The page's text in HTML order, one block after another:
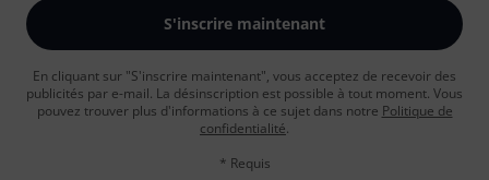
S'inscrire maintenant
En cliquant sur "S'inscrire maintenant", vous acceptez de recevoir des
publicités par e-mail. La désinscription est possible à tout moment. Vous
pouvez trouver plus d'informations à ce sujet dans notre Politique de
confidentialité.
* Requis